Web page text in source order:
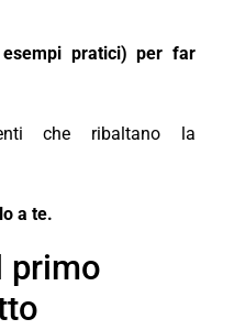
pratici) per far
che ribaltano la
a te.
primo